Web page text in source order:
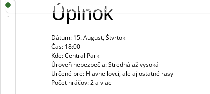
Shadowhunters Online
. Úplnok
Dátum: 15. August, Štvrtok
Čas: 18:00
Kde: Central Park
Úroveň nebezpečia: Stredná až vysoká
Určené pre: Hlavne lovci, ale aj ostatné rasy
Počet hráčov: 2 a viac